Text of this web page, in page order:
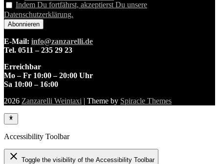
Indem Du fortfährst, akzeptierst Du unsere
Datenschutzerklärung.
E-Mail: info@zanzarelli.de
Tel. 0511 – 235 29 23
Erreichbar
Mo – Fr 10:00 – 20:00 Uhr
Sa 10:00 – 16:00
2026 Zanzarelli Weintaxi | Theme by Spiracle Themes
Accessibility Toolbar
close Toggle the visibility of the Accessibility Toolbar